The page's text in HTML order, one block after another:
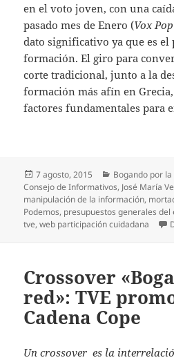
en el voto joven, con una
pasado mes de Enero (Vox
dato significativo ya que es
formación. El giro para
corte tradicional, junto a la
formación más afín en
factores fundamentales para
Publicado
el
7 agosto, 2015 Categorías
Bogando por
Consejo de Informativos, José María
manipulación de la información,
Podemos, presupuestos generales del
tve,web participación cuidadana
Crossover
red»: TVE
Cadena Cope
Un crossover es la